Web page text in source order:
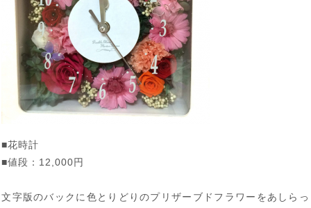
■花時計
■値段：12,000円
文字版のバックに色とりどりのプリザーブドフラワーをあしらっ